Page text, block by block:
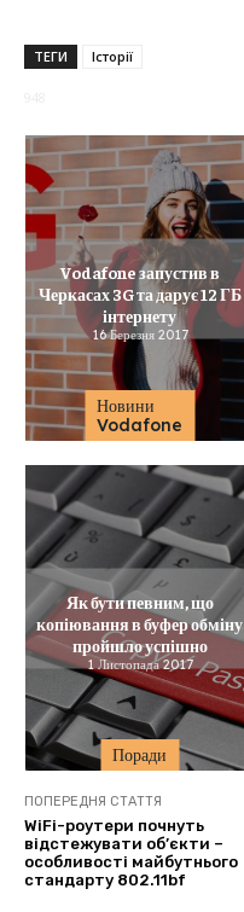
ТЕГИ Історії
Новини
Vodafone
Vodafone запустив в
Черкасах 3G та дарує 12 ГБ
інтернету
16 Березня 2017
Поради
Як бути певним, що
копіювання в буфер обміну
пройшло успішно
1 Листопада 2017
ПОПЕРЕДНЯ СТАТТЯ
WiFi-роутери почнуть
відстежувати об’єкти –
особливості майбутнього
стандарту 802.11bf